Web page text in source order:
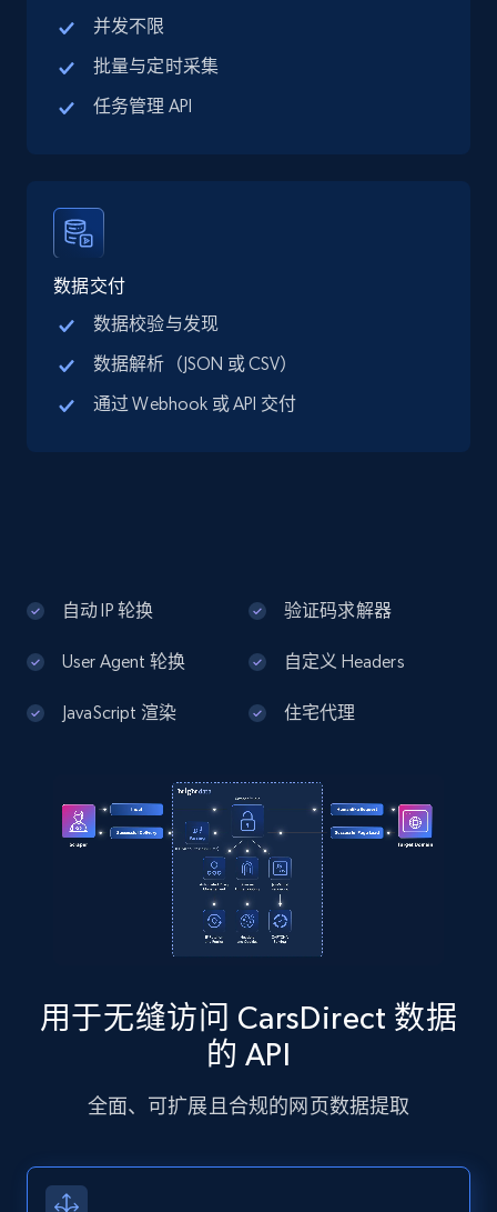
Place id, URL, Country, Name, Category,
Address, Description, Business details, and
more.
Google Maps full information - Collect
Google Maps Businesses data by place id
Place id, URL, Country, Name, Category,
Address, Description, Business details, and
13.2K+ 1.7K+
Address, Description, Business details, and
more.
Instagram - Posts
URL, User posted, Description, Hashtags, Num
comments, Date posted, Likes, Photos, and
1.6K+
Instagram - Posts - Collects posts from a
specific URLs by using profile URL
URL, User posted, Description, Hashtags, Num
并发不限
批量与定时采集
任务管理 API
数据交付
数据校验与发现
数据解析（JSON 或 CSV）
通过 Webhook 或 API 交付
自动 IP 轮换 验证码求解器
User Agent 轮换 自定义 Headers
JavaScript 渲染 住宅代理
用于无缝访问 CarsDirect 数据
的 API
全面、可扩展且合规的网页数据提取